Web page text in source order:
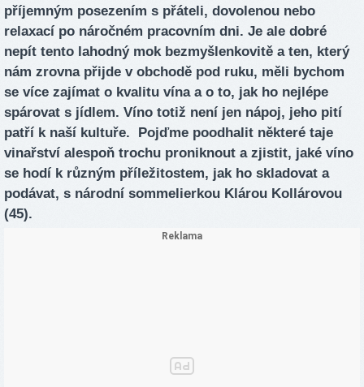
příjemným posezením s přáteli, dovolenou nebo
relaxací po náročném pracovním dni. Je ale dobré
nepít tento lahodný mok bezmyšlenkovitě a ten, který
nám zrovna přijde v obchodě pod ruku, měli bychom
se více zajímat o kvalitu vína a o to, jak ho nejlépe
spárovat s jídlem. Víno totiž není jen nápoj, jeho pití
patří k naší kultuře. Pojďme poodhalit některé taje
vinařství alespoň trochu proniknout a zjistit, jaké víno
se hodí k různým příležitostem, jak ho skladovat a
podávat, s národní sommelierkou Klárou Kollárovou
(45).